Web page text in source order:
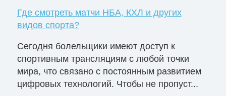
Где смотреть матчи НБА, КХЛ и других
видов спорта?
Сегодня болельщики имеют доступ к
спортивным трансляциям с любой точки
мира, что связано с постоянным развитием
цифровых технологий. Чтобы не пропуст...